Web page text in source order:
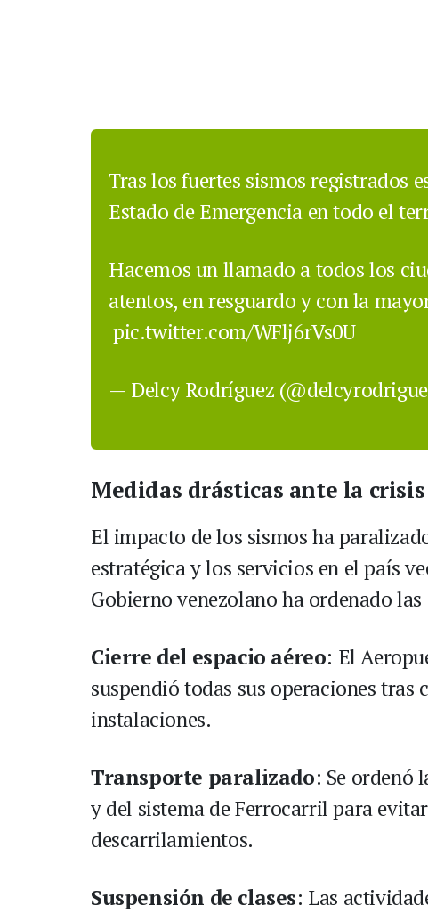
Tras los fuertes sismos registrados
Estado de Emergencia en todo el
Hacemos un llamado a todos los
atentos, en resguardo y con la
pic.twitter.com/WFlj6rVs0U
— Delcy Rodríguez
Medidas drásticas ante la
El impacto de los sismos ha
estratégica y los servicios en el país
Gobierno venezolano ha ordenado
Cierre del espacio aéreo: El
suspendió todas sus operaciones
instalaciones.
Transporte paralizado: Se ordenó
y del sistema de Ferrocarril para
descarrilamientos.
Suspensión de clases: Las